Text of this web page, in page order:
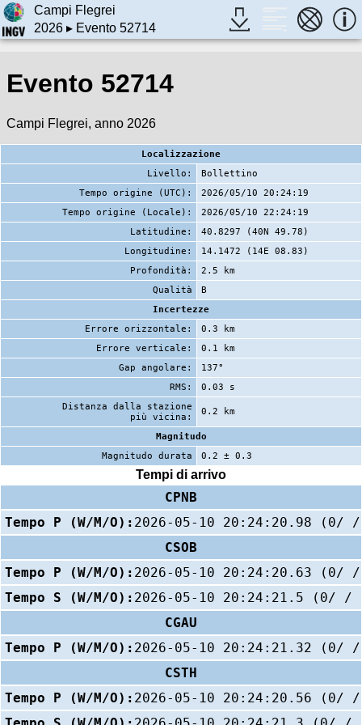
Campi Flegrei
2026▸ Evento 52714
Evento 52714
Campi Flegrei, anno 2026
Localizzazione
Livello:
Bollettino
Tempo origine (UTC):
2026/05/10 20:24:19
Tempo origine (Locale):
2026/05/10 22:24:19
Latitudine:
40.8297 (40N 49.78)
Longitudine:
14.1472 (14E 08.83)
Profondità:
2.5 km
Qualità
B
Incertezze
Errore orizzontale:
0.3 km
Errore verticale:
0.1 km
Gap angolare:
137°
RMS:
0.03 s
Distanza dalla stazione
più vicina:
0.2 km
Magnitudo
Magnitudo durata
0.2 ± 0.3
Tempi di arrivo
CPNB
Tempo P (W/M/O): 2026-05-10 20:24:20.98 (0/
CSOB
Tempo P (W/M/O): 2026-05-10 20:24:20.63 (0/
Tempo S (W/M/O): 2026-05-10 20:24:21.5 (0/ /
CGAU
Tempo P (W/M/O): 2026-05-10 20:24:21.32 (0/
CSTH
Tempo P (W/M/O): 2026-05-10 20:24:20.56 (0/